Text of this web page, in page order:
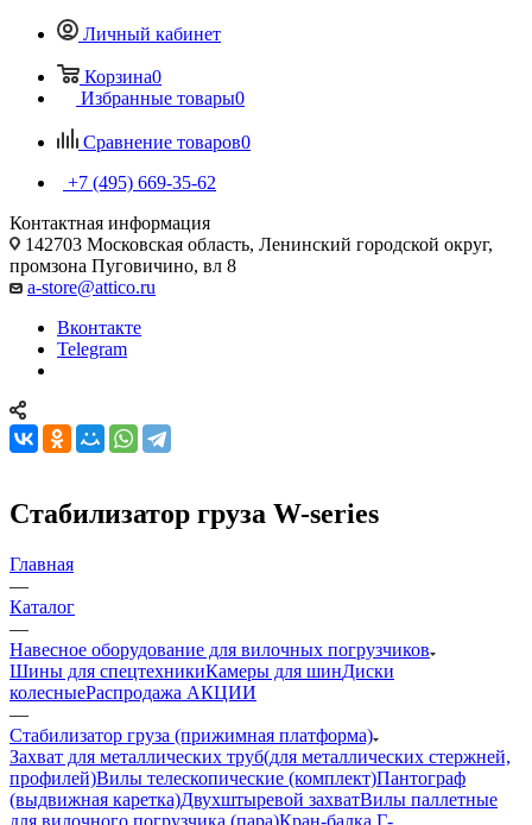
Личный кабинет
Корзина0
Избранные товары0
Сравнение товаров0
+7 (495) 669-35-62
Контактная информация
142703 Московская область, Ленинский городской округ,
промзона Пуговичино, вл 8
a-store@attico.ru
Вконтакте
Telegram
Стабилизатор груза W-series
Главная
—
Каталог
—
Навесное оборудование для вилочных погрузчиков
Шины для спецтехникиКамеры для шинДиски
колесныеРаспродажа АКЦИИ
—
Стабилизатор груза (прижимная платформа)
Захват для металлических труб(для металлических стержней,
профилей)Вилы телескопические (комплект)Пантограф
(выдвижная каретка)Двухштыревой захватВилы паллетные
для вилочного погрузчика (пара)Кран-балка Г-